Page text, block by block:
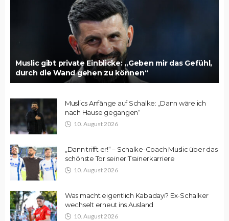
Muslic gibt private Einblicke: „Geben mir das Gefühl,
durch die Wand gehen zu können“
Muslics Anfänge auf Schalke: „Dann wäre ich
nach Hause gegangen“
10. August 2026
„Dann trifft er!“ – Schalke-Coach Muslic über das
schönste Tor seiner Trainerkarriere
10. August 2026
Was macht eigentlich Kabadayi? Ex-Schalker
wechselt erneut ins Ausland
10. August 2026